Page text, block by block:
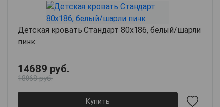
Детская кровать Стандарт 80х186, белый/шарли
пинк
14689 руб.
18068 руб.
Купить